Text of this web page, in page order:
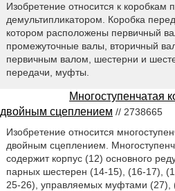
Изобретение относится к коробкам
демультипликатором. Коробка
котором расположены первичный
промежуточные валы, вторичный
первичным валом, шестерни и
передачи, муфты.
Многоступенчатая
двойным сцеплением // 2738665
Изобретение относится
двойным сцеплением.
содержит корпус (12) основного
парных шестерен (14-15), (16-17),
25-26), управляемых муфтами (27),